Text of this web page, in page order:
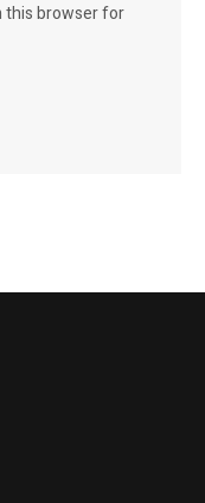
this browser for